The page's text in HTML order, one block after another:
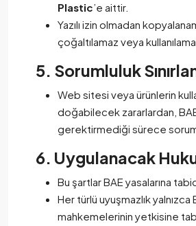
Plastic’e aittir.
Yazılı izin olmadan
çoğaltılamaz veya
5. Sorumluluk
Web sitesi veya ürünlerin
doğabilecek zararlardan, BAE
gerektirmediği sürece
6. Uygulanacak
Bu şartlar BAE yasalarına
Her türlü uyuşmazlık yalnızca
mahkemelerinin yetkisine